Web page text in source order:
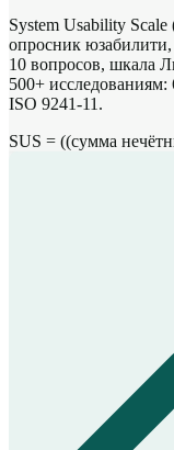
System Usability
опросник
10 вопросов, шкала
500+ исследованиям:
ISO 9241-11.
SUS = ((сумма